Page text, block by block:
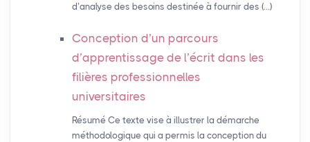
d’analyse des besoins destinée à fournir des (…)
Conception d’un parcours
d’apprentissage de l’écrit dans les
filières professionnelles
universitaires
Résumé Ce texte vise à illustrer la démarche
méthodologique qui a permis la conception du